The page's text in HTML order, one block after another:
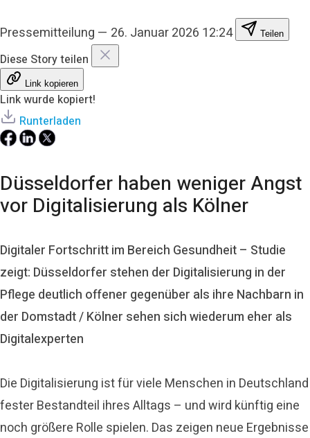
Pressemitteilung — 26. Januar 2026 12:24 Teilen
Diese Story teilen
Link kopieren
Link wurde kopiert!
Runterladen
Düsseldorfer haben weniger Angst
vor Digitalisierung als Kölner
Digitaler Fortschritt im Bereich Gesundheit – Studie
zeigt: Düsseldorfer stehen der Digitalisierung in der
Pflege deutlich offener gegenüber als ihre Nachbarn in
der Domstadt / Kölner sehen sich wiederum eher als
Digitalexperten
Die Digitalisierung ist für viele Menschen in Deutschland
fester Bestandteil ihres Alltags – und wird künftig eine
noch größere Rolle spielen. Das zeigen neue Ergebnisse